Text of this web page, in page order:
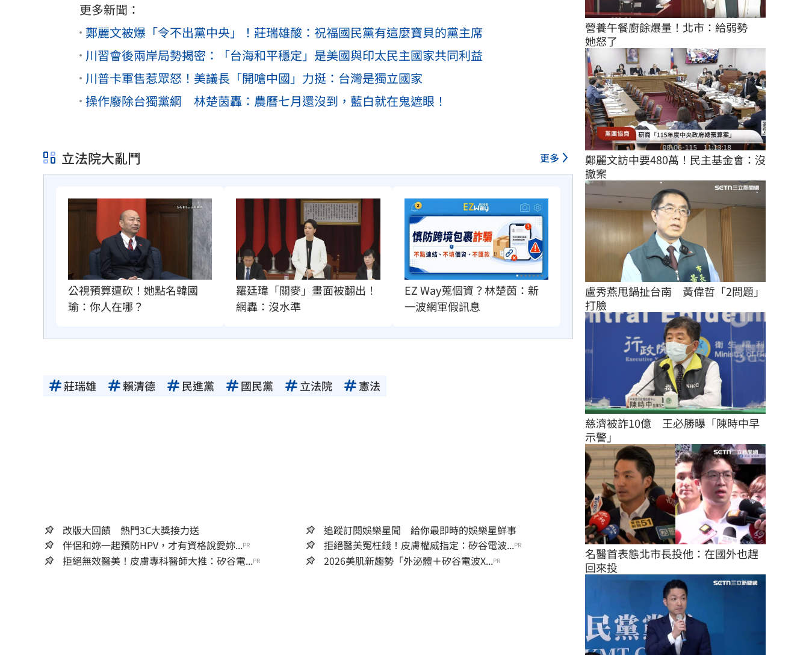
更多新聞：
鄭麗文被爆「令不出黨中央」！莊瑞雄酸：祝福國民黨有這麼寶貝的黨主席
川習會後兩岸局勢揭密：「台海和平穩定」是美國與印太民主國家共同利益
川普卡軍售惹眾怒！美議長「開嗆中國」力挺：台灣是獨立國家
操作廢除台獨黨綱 林楚茵轟：農曆七月還沒到，藍白就在鬼遮眼！
立法院大亂鬥 更多
公視預算遭砍！她點名韓國
瑜：你人在哪？
羅廷瑋「關麥」畫面被翻出！
網轟：沒水準
EZ Way蒐個資？林楚茵：新
一波網軍假訊息
莊瑞雄 賴清德 民進黨 國民黨 立法院 憲法
改版大回饋 熱門3C大獎接力送
追蹤訂閱娛樂星聞 給你最即時的娛樂星鮮事
伴侶和妳一起預防HPV，才有資格說愛妳...PR 拒絕醫美冤枉錢！皮膚權威指定：矽谷電波...PR
拒絕無效醫美！皮膚專科醫師大推：矽谷電...PR 2026美肌新趨勢「外泌體＋矽谷電波X...PR
營養午餐廚餘爆量！北市：給弱勢
她怒了
鄭麗文訪中要480萬！民主基金會：沒
撤案
盧秀燕甩鍋扯台南　黃偉哲「2問題」
打臉
慈濟被詐10億　王必勝曝「陳時中早
示警」
名醫首表態北市長投他：在國外也趕
回來投